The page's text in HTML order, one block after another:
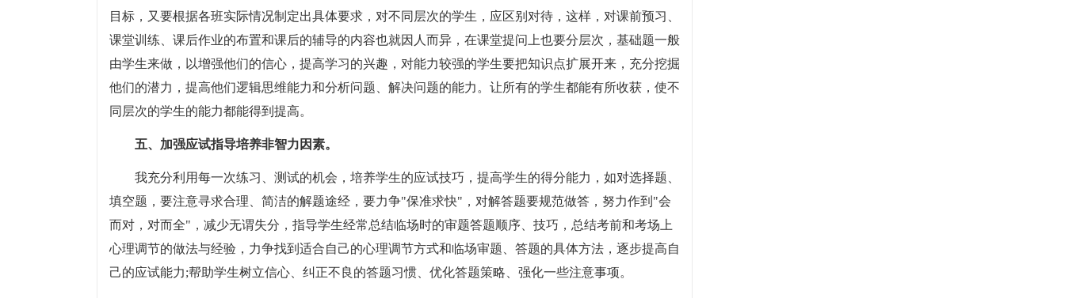
目标，又要根据各班实际情况制定出具体要求，对不同层次的学生，应区别对待，这样，对课前预习、
课堂训练、课后作业的布置和课后的辅导的内容也就因人而异，在课堂提问上也要分层次，基础题一般
由学生来做，以增强他们的信心，提高学习的兴趣，对能力较强的学生要把知识点扩展开来，充分挖掘
他们的潜力，提高他们逻辑思维能力和分析问题、解决问题的能力。让所有的学生都能有所收获，使不
同层次的学生的能力都能得到提高。
五、加强应试指导培养非智力因素。
我充分利用每一次练习、测试的机会，培养学生的应试技巧，提高学生的得分能力，如对选择题、
填空题，要注意寻求合理、简洁的解题途经，要力争"保准求快"，对解答题要规范做答，努力作到"会
而对，对而全"，减少无谓失分，指导学生经常总结临场时的审题答题顺序、技巧，总结考前和考场上
心理调节的做法与经验，力争找到适合自己的心理调节方式和临场审题、答题的具体方法，逐步提高自
己的应试能力;帮助学生树立信心、纠正不良的答题习惯、优化答题策略、强化一些注意事项。